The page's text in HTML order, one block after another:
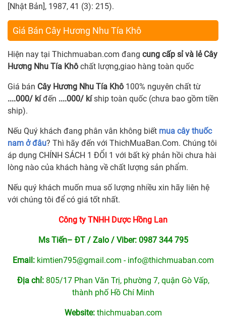
[Nhật Bản], 1987, 41 (3): 215).
Giá Bán Cây Hương Nhu Tía Khô
Hiện nay tại Thichmuaban.com đang cung cấp sỉ và lẻ Cây
Hương Nhu Tía Khô chất lượng,giao hàng toàn quốc
Giá bán Cây Hương Nhu Tía Khô 100% nguyên chất từ
....000/ kíđến ....000/ kíship toàn quốc (chưa bao gồm tiền
ship).
Nếu Quý khách đang phân vân không biết mua cây thuốc
nam ở đâu? Thì hãy đến với ThichMuaBan.Com. Chúng tôi
áp dụng CHÍNH SÁCH 1 ĐỔI 1 với bất kỳ phản hồi chưa hài
lòng nào của khách hàng về chất lượng sản phẩm.
Nếu quý khách muốn mua số lượng nhiều xin hãy liên hệ
với chúng tôi để có giá tốt nhất.
Công ty TNHH Dược Hồng Lan
Ms Tiến– ĐT / Zalo / Viber: 0987 344 795
Email: kimtien795@gmail.com - info@thichmuaban.com
Địa chỉ:805/17 Phan Văn Trị, phường 7, quận Gò Vấp,
thành phố Hồ Chí Minh
Website: thichmuaban.com